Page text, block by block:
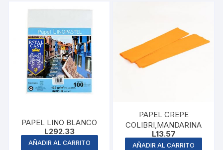
PAPEL LINO BLANCO
L292.33
AÑADIR AL CARRITO
PAPEL CREPE
COLIBRI,MANDARINA
L13.57
AÑADIR AL CARRITO